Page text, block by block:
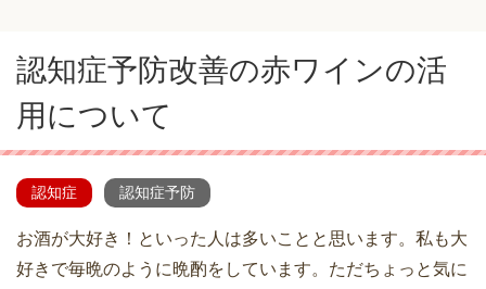
認知症予防改善の赤ワインの活
用について
認知症 認知症予防
お酒が大好き！といった人は多いことと思います。私も大
好きで毎晩のように晩酌をしています。ただちょっと気に